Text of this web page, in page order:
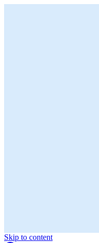
Skip to content